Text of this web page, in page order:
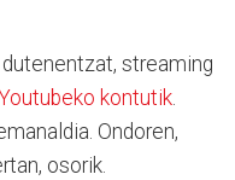
streaming
kontutik.
Ondoren,
osorik.